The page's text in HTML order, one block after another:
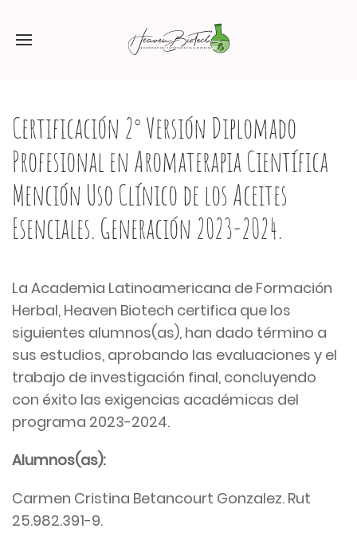
Certificación 2° Versión Diplomado
Profesional en Aromaterapia Científica
Mención Uso Clínico de los Aceites
Esenciales. Generación 2023-2024.
La Academia Latinoamericana de Formación
Herbal, Heaven Biotech certifica que los
siguientes alumnos(as), han dado término a
sus estudios, aprobando las evaluaciones y el
trabajo de investigación final, concluyendo
con éxito las exigencias académicas del
programa 2023-2024.
Alumnos(as):
Carmen Cristina Betancourt Gonzalez. Rut
25.982.391-9.